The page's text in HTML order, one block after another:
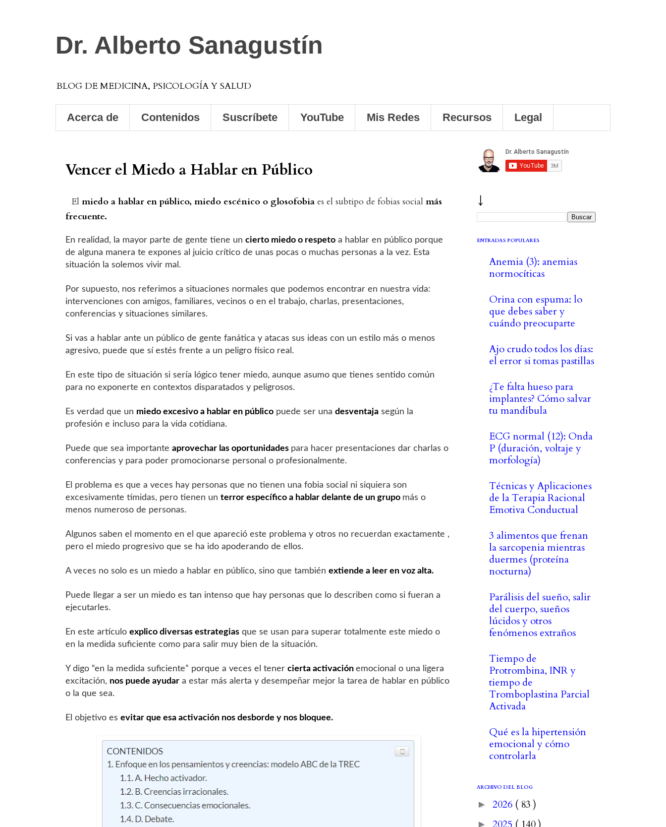
Dr. Alberto Sanagustín
BLOG DE MEDICINA, PSICOLOGÍA Y SALUD
Acerca de Contenidos Suscríbete YouTube Mis Redes Recursos Legal
Vencer el Miedo a Hablar en Público
El miedo a hablar en público, miedo escénico o glosofobia es el subtipo de fobias social más
frecuente.
En realidad, la mayor parte de gente tiene un cierto miedo o respeto a hablar en público porque
de alguna manera te expones al juicio crítico de unas pocas o muchas personas a la vez. Esta
situación la solemos vivir mal.
Por supuesto, nos referimos a situaciones normales que podemos encontrar en nuestra vida:
intervenciones con amigos, familiares, vecinos o en el trabajo, charlas, presentaciones,
conferencias y situaciones similares.
Si vas a hablar ante un público de gente fanática y atacas sus ideas con un estilo más o menos
agresivo, puede que sí estés frente a un peligro físico real.
En este tipo de situación si sería lógico tener miedo, aunque asumo que tienes sentido común
para no exponerte en contextos disparatados y peligrosos.
Es verdad que un miedo excesivo a hablar en público puede ser una desventaja según la
profesión e incluso para la vida cotidiana.
Puede que sea importante aprovechar las oportunidades para hacer presentaciones dar charlas o
conferencias y para poder promocionarse personal o profesionalmente.
El problema es que a veces hay personas que no tienen una fobia social ni siquiera son
excesivamente tímidas, pero tienen un terror específico a hablar delante de un grupo más o
menos numeroso de personas.
Algunos saben el momento en el que apareció este problema y otros no recuerdan exactamente ,
pero el miedo progresivo que se ha ido apoderando de ellos.
A veces no solo es un miedo a hablar en público, sino que también extiende a leer en voz alta.
Puede llegar a ser un miedo es tan intenso que hay personas que lo describen como si fueran a
ejecutarles.
En este artículo explico diversas estrategias que se usan para superar totalmente este miedo o
en la medida suficiente como para salir muy bien de la situación.
Y digo “en la medida suficiente” porque a veces el tener cierta activación emocional o una ligera
excitación, nos puede ayudar a estar más alerta y desempeñar mejor la tarea de hablar en público
o la que sea.
El objetivo es evitar que esa activación nos desborde y nos bloquee.
↓
ENTRADAS POPULARES
Anemia (3): anemias
normocíticas
Orina con espuma: lo
que debes saber y
cuándo preocuparte
Ajo crudo todos los días:
el error si tomas pastillas
¿Te falta hueso para
implantes? Cómo salvar
tu mandíbula
ECG normal (12): Onda
P (duración, voltaje y
morfología)
Técnicas y Aplicaciones
de la Terapia Racional
Emotiva Conductual
3 alimentos que frenan
la sarcopenia mientras
duermes (proteína
nocturna)
Parálisis del sueño, salir
del cuerpo, sueños
lúcidos y otros
fenómenos extraños
Tiempo de
Protrombina, INR y
tiempo de
Tromboplastina Parcial
Activada
Qué es la hipertensión
emocional y cómo
controlarla
ARCHIVO DEL BLOG
► 2026 ( 83 )
►